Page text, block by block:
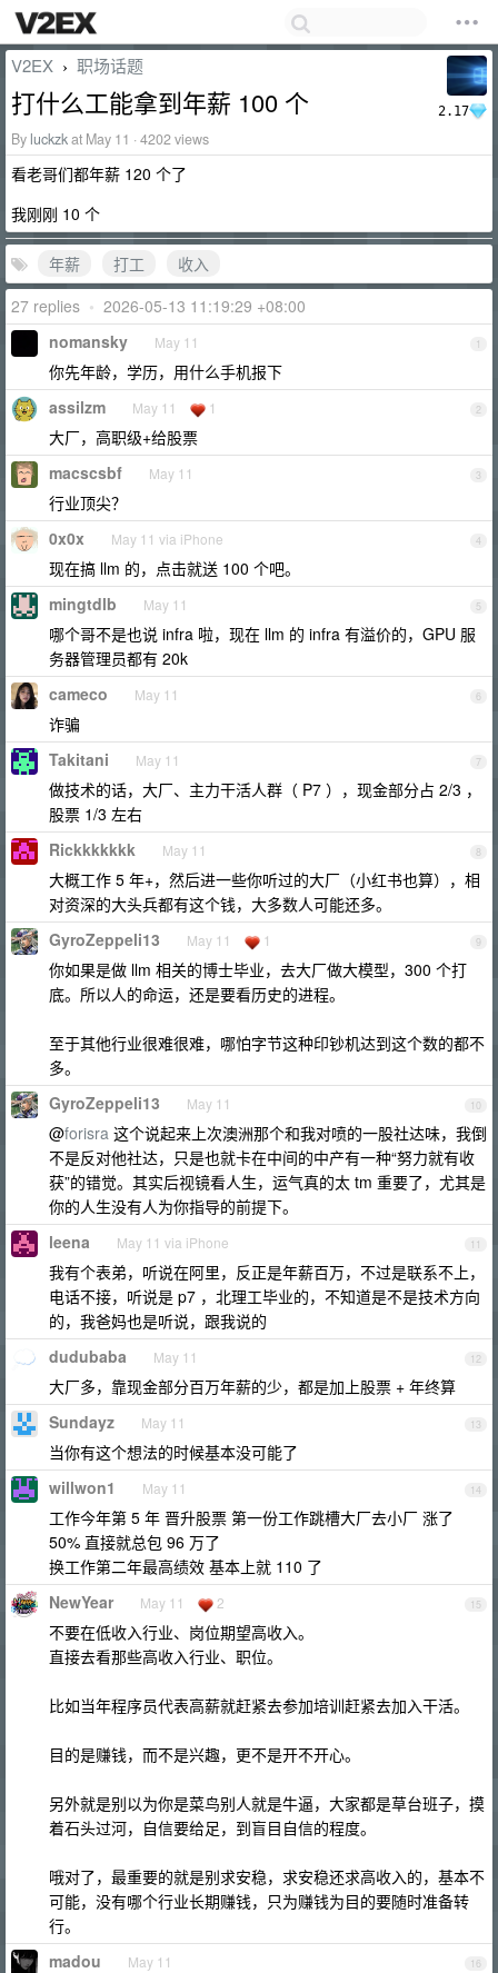
2.17
V2EX › 职场话题
打什么工能拿到年薪 100 个
By luckzkat May 11 · 4202 views
看老哥们都年薪 120 个了
我刚刚 10 个
年薪 打工
收入
27 replies • 2026-05-13 11:19:29 +08:00
1
nomansky May 11
你先年龄，学历，用什么手机报下
2
assilzm May 11 1
大厂，高职级+给股票
3
macscsbf May 11
行业顶尖？
4
0x0x May 11 via iPhone
现在搞 llm 的，点击就送 100 个吧。
5
mingtdlb May 11
哪个哥不是也说 infra 啦，现在 llm 的 infra 有溢价的，GPU 服
务器管理员都有 20k
6
cameco May 11
诈骗
7
Takitani May 11
做技术的话，大厂、主力干活人群（ P7 ），现金部分占 2/3 ，
股票 1/3 左右
8
Rickkkkkkk May 11
大概工作 5 年+，然后进一些你听过的大厂（小红书也算），相
对资深的大头兵都有这个钱，大多数人可能还多。
9
GyroZeppeli13 May 11 1
你如果是做 llm 相关的博士毕业，去大厂做大模型，300 个打
底。所以人的命运，还是要看历史的进程。
至于其他行业很难很难，哪怕字节这种印钞机达到这个数的都不
多。
10
GyroZeppeli13 May 11
@forisra 这个说起来上次澳洲那个和我对喷的一股社达味，我倒
不是反对他社达，只是也就卡在中间的中产有一种“努力就有收
获”的错觉。其实后视镜看人生，运气真的太 tm 重要了，尤其是
你的人生没有人为你指导的前提下。
11
leena May 11 via iPhone
我有个表弟，听说在阿里，反正是年薪百万，不过是联系不上，
电话不接，听说是 p7 ，北理工毕业的，不知道是不是技术方向
的，我爸妈也是听说，跟我说的
12
dudubaba May 11
大厂多，靠现金部分百万年薪的少，都是加上股票 + 年终算
13
Sundayz May 11
当你有这个想法的时候基本没可能了
14
willwon1 May 11
工作今年第 5 年 晋升股票 第一份工作跳槽大厂去小厂 涨了
50% 直接就总包 96 万了
换工作第二年最高绩效 基本上就 110 了
15
NewYear May 11 2
不要在低收入行业、岗位期望高收入。
直接去看那些高收入行业、职位。
比如当年程序员代表高薪就赶紧去参加培训赶紧去加入干活。
目的是赚钱，而不是兴趣，更不是开不开心。
另外就是别以为你是菜鸟别人就是牛逼，大家都是草台班子，摸
着石头过河，自信要给足，到盲目自信的程度。
哦对了，最重要的就是别求安稳，求安稳还求高收入的，基本不
可能，没有哪个行业长期赚钱，只为赚钱为目的要随时准备转
行。
16
madou May 11